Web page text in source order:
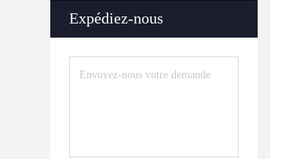
Expédiez-nous